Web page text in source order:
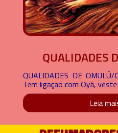
QUALIDADES
QUALIDADES DE
Tem ligação com Oyá,
Leia